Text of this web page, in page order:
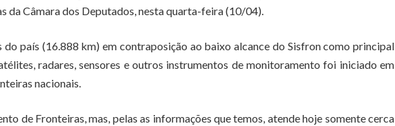
da Câmara dos Deputados, nesta quarta-feira (10/04).
país (16.888 km) em contraposição ao baixo alcance do Sisfron como principal
radares, sensores e outros instrumentos de monitoramento foi iniciado em
nacionais.
de Fronteiras, mas, pelas as informações que temos, atende hoje somente cerca